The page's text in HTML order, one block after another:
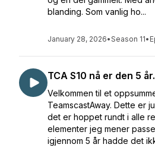
blanding. Som vanlig ho...
January 28, 2026•Season 11•
TCA S10 nå er den 5 år.
Velkommen til et
TeamscastAway. Dette er
det er hoppet rundt i alle
elementer jeg mener
igjennom 5 år hadde det